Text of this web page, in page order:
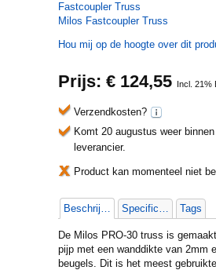
Fastcoupler Truss
Milos Fastcoupler Truss
Hou mij op de hoogte over dit
Prijs: € 124,55 Incl. 21%
Verzendkosten?
Komt 20 augustus weer
leverancier.
Product kan momenteel niet
Beschrijving Specificaties Tags
De Milos PRO-30 truss is
pijp met een wanddikte van 2mm
beugels. Dit is het meest